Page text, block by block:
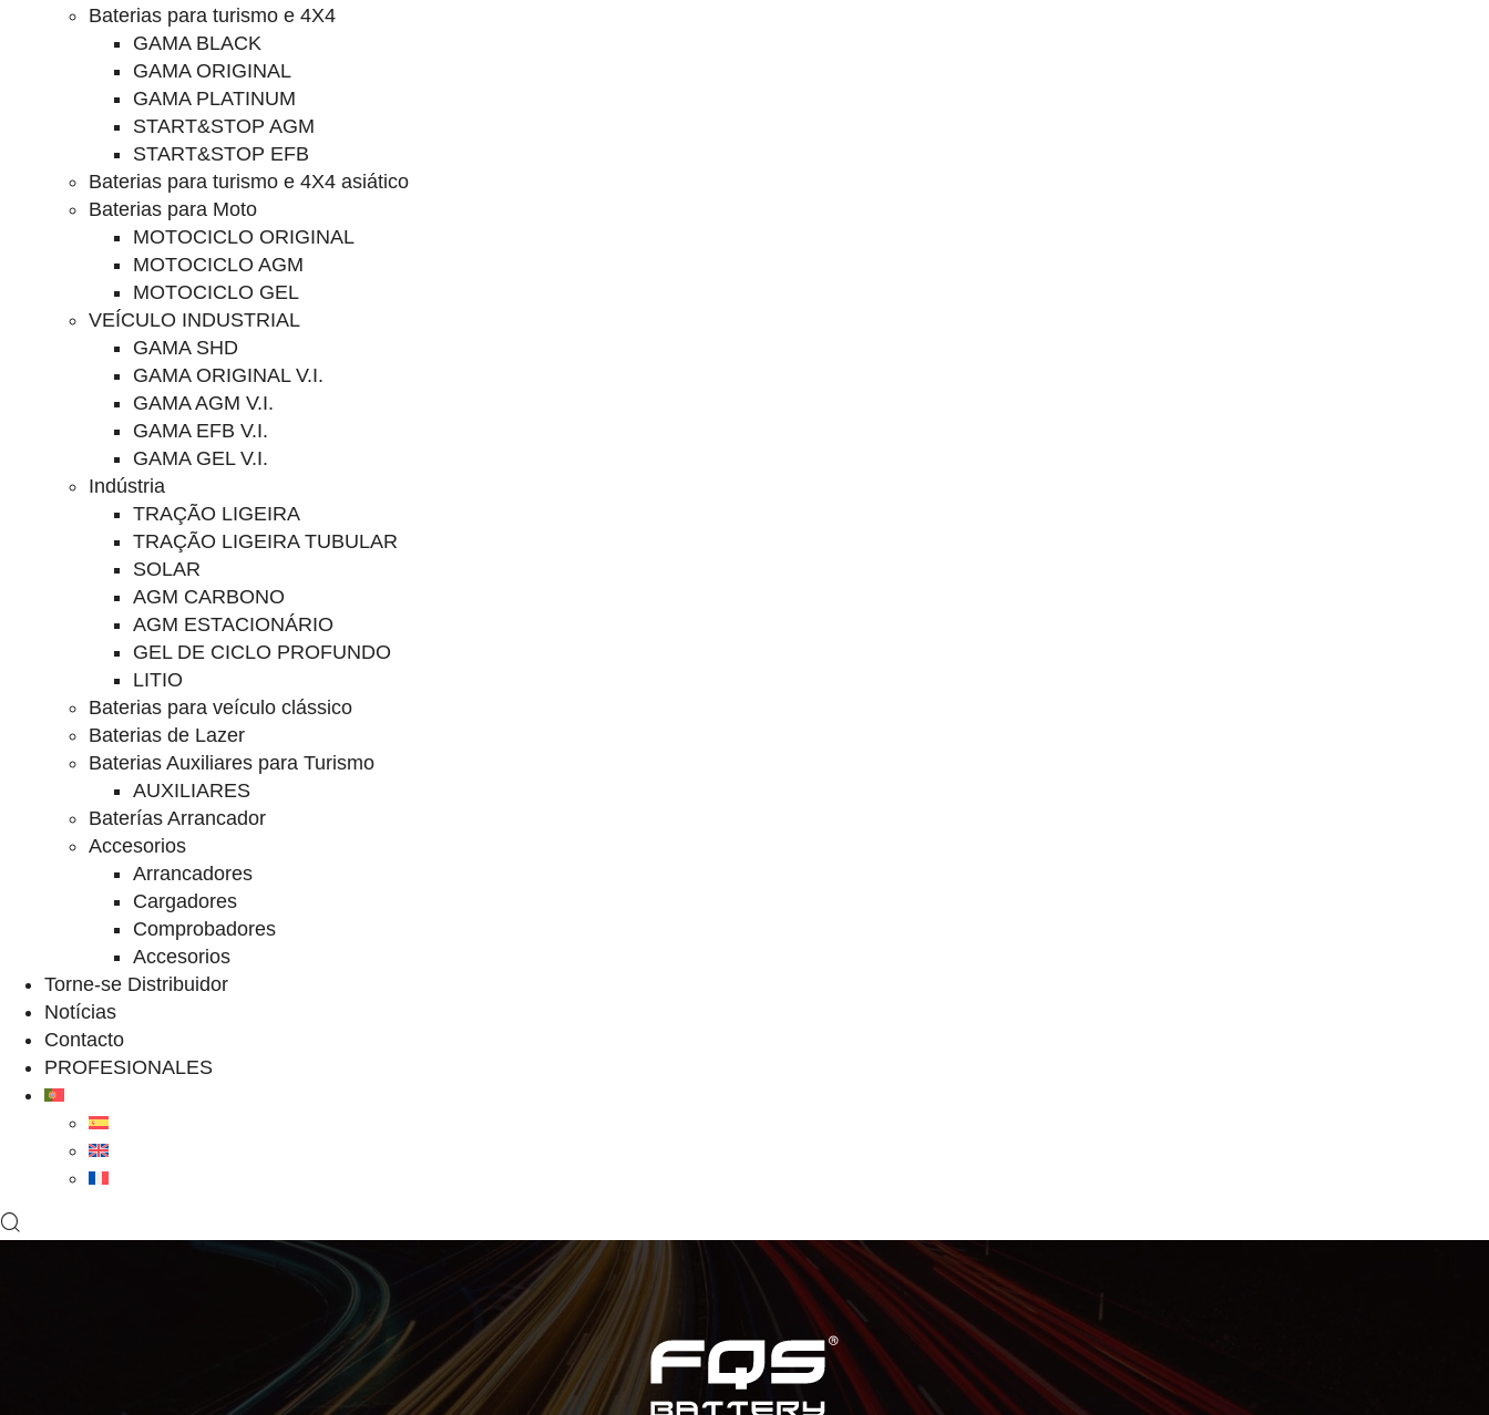
Baterias para turismo e 4X4
GAMA BLACK
GAMA ORIGINAL
GAMA PLATINUM
START&STOP AGM
START&STOP EFB
Baterias para turismo e 4X4 asiático
Baterias para Moto
MOTOCICLO ORIGINAL
MOTOCICLO AGM
MOTOCICLO GEL
VEÍCULO INDUSTRIAL
GAMA SHD
GAMA ORIGINAL V.I.
GAMA AGM V.I.
GAMA EFB V.I.
GAMA GEL V.I.
Indústria
TRAÇÃO LIGEIRA
TRAÇÃO LIGEIRA TUBULAR
SOLAR
AGM CARBONO
AGM ESTACIONÁRIO
GEL DE CICLO PROFUNDO
LITIO
Baterias para veículo clássico
Baterias de Lazer
Baterias Auxiliares para Turismo
AUXILIARES
Baterías Arrancador
Accesorios
Arrancadores
Cargadores
Comprobadores
Accesorios
Torne-se Distribuidor
Notícias
Contacto
PROFESIONALES